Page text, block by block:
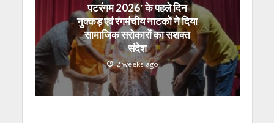
पटरंगम 2026′ के पहले दिन
नुक्कड़ एवं रंगमंचीय नाटकों ने दिया
सामाजिक सरोकारों का सशक्त
संदेश
2 weeks ago